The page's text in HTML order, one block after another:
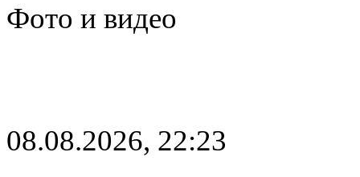
Фото и видео
08.08.2026, 22:23